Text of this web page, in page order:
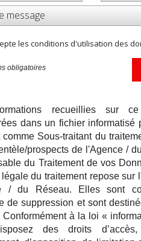
les conditions d'utilisation des
obligatoires
recueillies sur
dans un fichier informatisé
comme Sous-traitant du
prospects de l'Agence /
du Traitement de vos
du traitement repose sur
/ du Réseau. Elles sont
de suppression et sont
Conformément à la loi «
des droits